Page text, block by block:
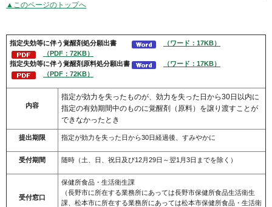
▲このページのトップへ
指定失効等に伴う覚醒剤処分願出書
（ワード：17KB）
（PDF：72KB）
指定失効等に伴う覚醒剤原料処分願出書
（ワード：17KB）
（PDF：72KB）
内容
指定が効力を失ったものが、効力を失った日から30日以内に
指定の有効期間中のものに覚醒剤（原料）を譲り渡すことが
できなかったとき
提出期限 指定が効力を失った日から30日経過後、すみやかに
受付期間 随時（土、日、祝日及び12月29日～翌1月3日までを除く）
受付窓口
保健所食品・生活衛生課
（長野市に所在する業務所にあっては長野市保健所食品生活衛生
課、松本市に所在する業務所にあっては松本市保健所食品・生活衛